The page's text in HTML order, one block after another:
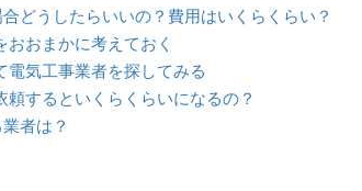
どうしたらいいの？費用はいくらくらい？
おおまかに考えておく
気工事業者を探してみる
するといくらくらいになるの？
者は？